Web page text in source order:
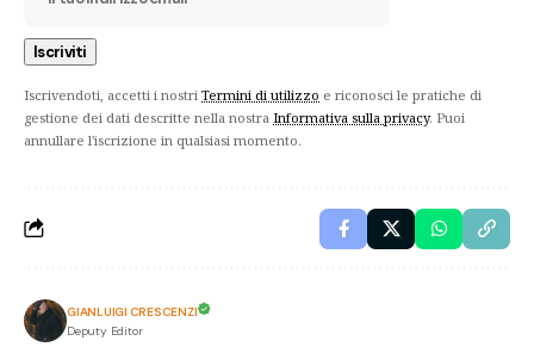
Iscrivendoti, accetti i nostri Termini di utilizzo e riconosci le pratiche di
gestione dei dati descritte nella nostra Informativa sulla privacy. Puoi
annullare l'iscrizione in qualsiasi momento.
GIANLUIGI CRESCENZI
Deputy Editor